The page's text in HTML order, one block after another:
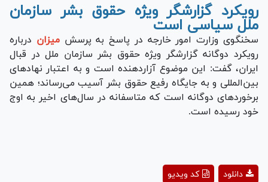
رویکرد گزارشگر ویژه حقوق بشر سازمان
ملل سیاسی است
سخنگوی وزارت امور خارجه در پاسخ به پرسشمیزان درباره
رویکرد دوگانه گزارشگر ویژه حقوق بشر سازمان ملل در قبال
ایران، گفت: این موضوع آزاردهنده است و به اعتبار نهاد‌های
بین‌المللی و به جایگاه رفیع حقوق بشر آسیب می‌رساند؛ همین
برخورد‌های دوگانه است که متاسفانه در سال‌های اخیر به اوج
خود رسیده است.
Playکد ویدیو دانلود